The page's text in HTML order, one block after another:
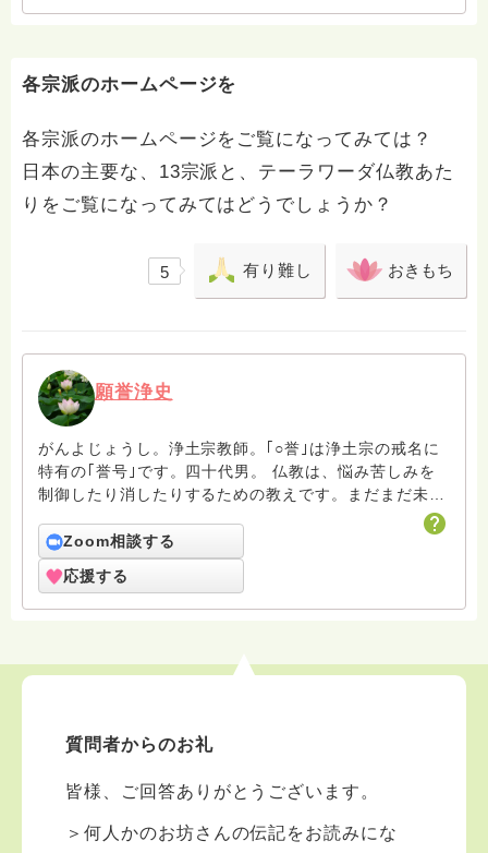
https://ja.wikipedia.org/wiki/
しています。現在は、浄土宗和田寺の住職で、一般の人
ました。（道場はその他、世界各地にもあります） な
ので、修行したい方、人のために涙する方、楽しいこと
が好きな方はぜひ来て来てください。あなたを歓迎しま
す。 ※毎週、法話を配信しています。書き起こされた法
話は、下記でご覧いただくことができます。
各宗派のホームページを
各宗派のホームページをご覧になってみては？
日本の主要な、13宗派と、テーラワーダ仏教あた
りをご覧になってみてはどうでしょうか？
5 有り難し おきもち
願誉浄史
がんよじょうし。浄土宗教師。｢○誉｣は浄土宗の戒名に
特有の｢誉号｣です。四十代男。 仏教は、悩み苦しみを
制御したり消したりするための教えです。まだまだ未熟
Zoom相談する
応援する
質問者からのお礼
皆様、ご回答ありがとうございます。
＞何人かのお坊さんの伝記をお読みにな